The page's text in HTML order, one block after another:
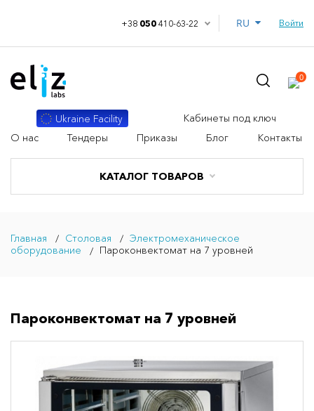
+38 050410-63-22 Войти
КАТАЛОГ ТОВАРОВ
Ukraine Facility
Кабинеты под ключ
О нас
Тендеры Приказы Блог Контакты
0
Главная Столовая
Электромеханическое
оборудование
Пароконвектомат на 7 уровней
Пароконвектомат на 7 уровней